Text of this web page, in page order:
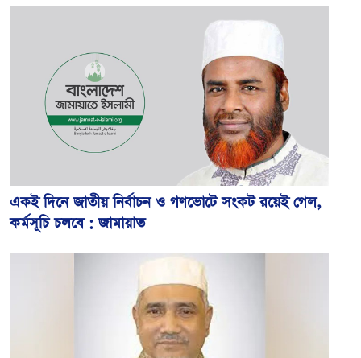
একই দিনে জাতীয় নির্বাচন ও গণভোটে সংকট রয়েই গেল,
কর্মসূচি চলবে : জামায়াত